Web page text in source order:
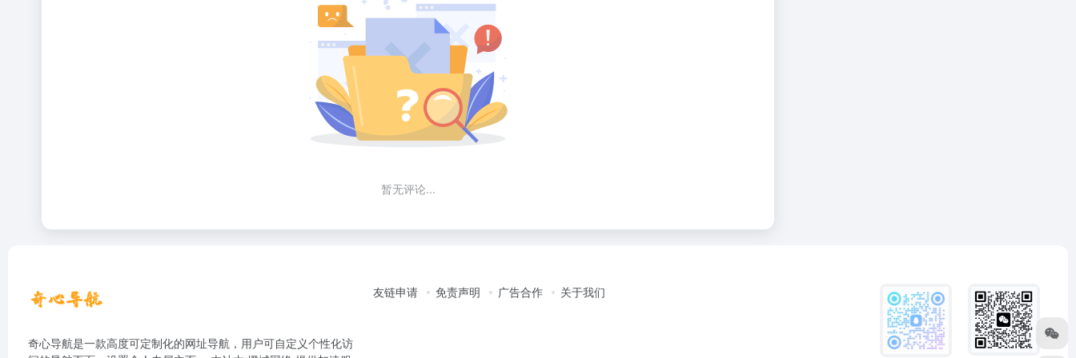
暂无评论...
奇心导航是一款高度可定制化的网址导航，用户可自定义个性化访
友链申请 免责声明 广告合作 关于我们